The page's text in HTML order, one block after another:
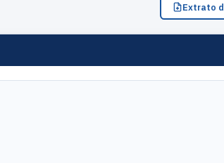
Extrato